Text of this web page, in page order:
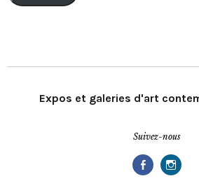
Expos et galeries d'art
Suivez-nous